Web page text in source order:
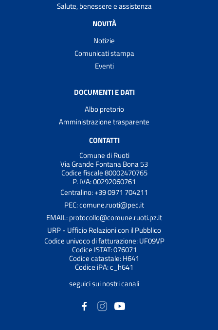
Salute, benessere e assistenza
NOVITÀ
Notizie
Comunicati stampa
Eventi
DOCUMENTI E DATI
Albo pretorio
Amministrazione trasparente
CONTATTI
Comune di Ruoti
Via Grande Fontana Bona 53
Codice fiscale 80002470765
P. IVA: 00292060761
Centralino: +39 0971 704211
PEC: comune.ruoti@pec.it
EMAIL: protocollo@comune.ruoti.pz.it
URP - Ufficio Relazioni con il Pubblico
Codice univoco di fatturazione: UF09VP
Codice ISTAT: 076071
Codice catastale: H641
Codice iPA: c_h641
seguici sui nostri canali